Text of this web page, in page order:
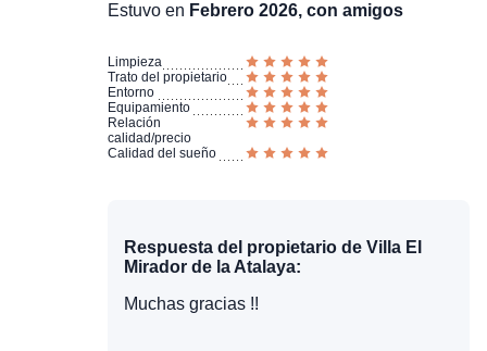
Estuvo en Febrero 2026, con amigos
Limpieza
Trato del propietario
Entorno
Equipamiento
Relación
calidad/precio
Calidad del sueño
Respuesta del propietario de Villa El
Mirador de la Atalaya:
Muchas gracias !!